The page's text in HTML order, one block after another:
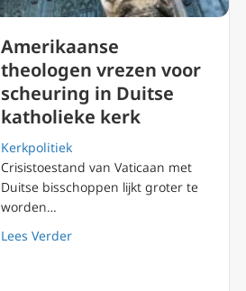
Amerikaanse
theologen vrezen voor
scheuring in Duitse
katholieke kerk
Kerkpolitiek
Crisistoestand van Vaticaan met
Duitse bisschoppen lijkt groter te
worden…
Lees Verderabout Amerikaanse